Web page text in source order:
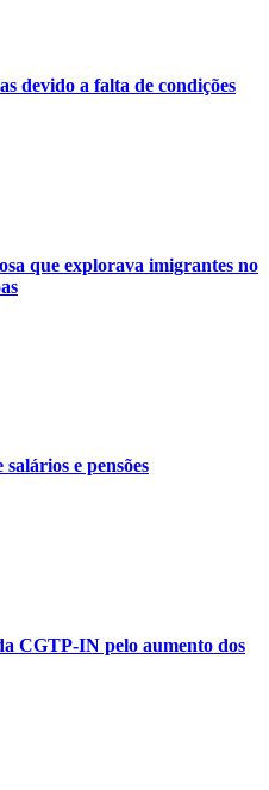
devido a falta de condições
que explorava imigrantes no
e pensões
CGTP-IN pelo aumento dos